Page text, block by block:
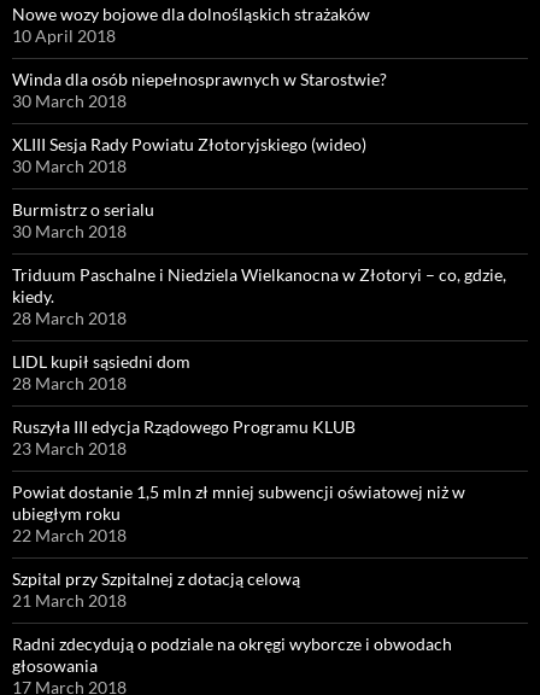
Nowe wozy bojowe dla dolnośląskich strażaków
10 April 2018
Winda dla osób niepełnosprawnych w Starostwie?
30 March 2018
XLIII Sesja Rady Powiatu Złotoryjskiego (wideo)
30 March 2018
Burmistrz o serialu
30 March 2018
Triduum Paschalne i Niedziela Wielkanocna w Złotoryi – co, gdzie,
kiedy.
28 March 2018
LIDL kupił sąsiedni dom
28 March 2018
Ruszyła III edycja Rządowego Programu KLUB
23 March 2018
Powiat dostanie 1,5 mln zł mniej subwencji oświatowej niż w
ubiegłym roku
22 March 2018
Szpital przy Szpitalnej z dotacją celową
21 March 2018
Radni zdecydują o podziale na okręgi wyborcze i obwodach
głosowania
17 March 2018